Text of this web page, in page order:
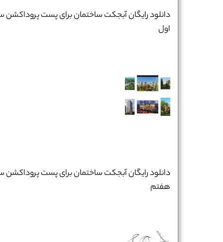
دانلود رایگان آبجکت ساختمان برای پست پروداکشن
اول
دانلود رایگان آبجکت ساختمان برای پست پروداکشن
هفتم